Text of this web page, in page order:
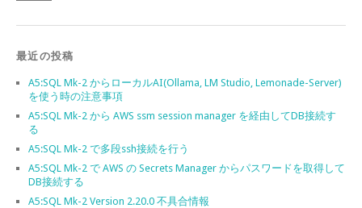
最近の投稿
A5:SQL Mk-2 からローカルAI(Ollama, LM Studio, Lemonade-Server)
を使う時の注意事項
A5:SQL Mk-2 から AWS ssm session manager を経由してDB接続す
る
A5:SQL Mk-2 で多段ssh接続を行う
A5:SQL Mk-2 で AWS の Secrets Manager からパスワードを取得して
DB接続する
A5:SQL Mk-2 Version 2.20.0 不具合情報